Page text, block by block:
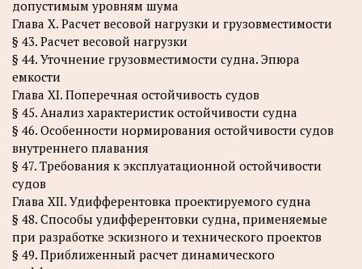
допустимым уровням шума
Глава X. Расчет весовой нагрузки и грузовместимости
§ 43. Расчет весовой нагрузки
§ 44. Уточнение грузовместимости судна. Эпюра
емкости
Глава XI. Поперечная остойчивость судов
§ 45. Анализ характеристик остойчивости судна
§ 46. Особенности нормирования остойчивости судов
внутреннего плавания
§ 47. Требования к эксплуатационной остойчивости
судов
Глава XII. Удифферентовка проектируемого судна
§ 48. Способы удифферентовки судна, применяемые
при разработке эскизного и технического проектов
§ 49. Приближенный расчет динамического